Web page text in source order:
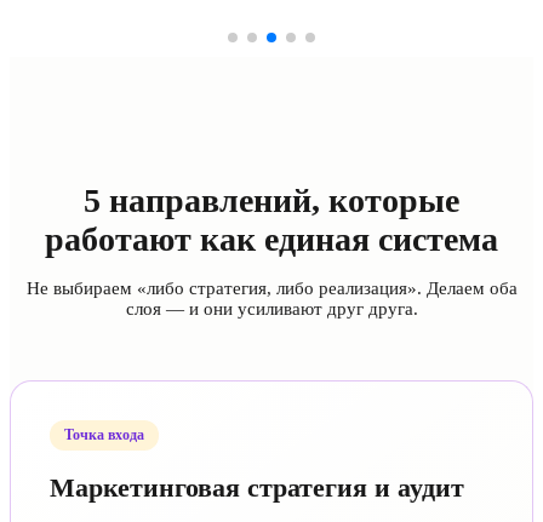
5 направлений, которые
работают как единая система
Не выбираем «либо стратегия, либо реализация». Делаем оба
слоя — и они усиливают друг друга.
Точка входа
Маркетинговая стратегия и аудит